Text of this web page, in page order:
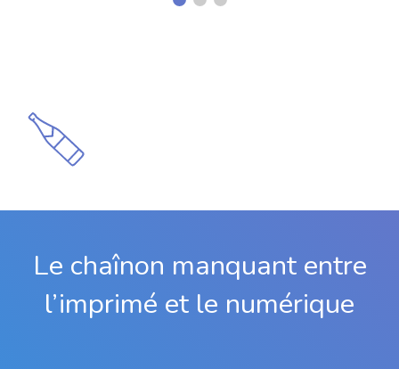
Le chaînon manquant entre
l’imprimé et le numérique